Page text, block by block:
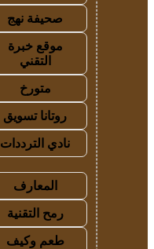
صحيفة نهج
موقع خبرة
التقني
متورخ
روتانا تسويق
نادي الترددات
المعارف
رمح التقنية
طعم وكيف